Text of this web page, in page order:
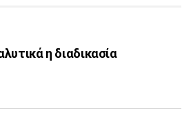
η διαδικασία